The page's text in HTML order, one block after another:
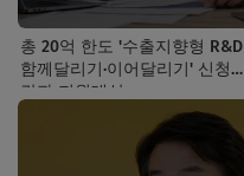
총 20억 한도 '수출지향형 R&D
함께달리기·이어달리기' 신청기
간과 지원대상